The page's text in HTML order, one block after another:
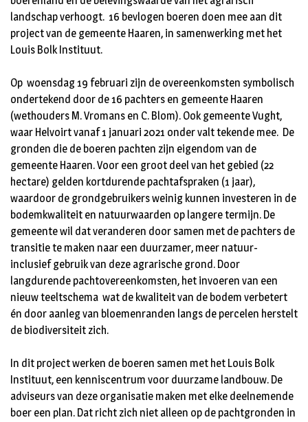
landschap verhoogt. 16 bevlogen boeren doen mee aan dit
project van de gemeente Haaren, in samenwerking met het
Louis Bolk Instituut.
Op woensdag 19 februari zijn de overeenkomsten symbolisch
ondertekend door de 16 pachters en gemeente Haaren
(wethouders M. Vromans en C. Blom). Ook gemeente Vught,
waar Helvoirt vanaf 1 januari 2021 onder valt tekende mee. De
gronden die de boeren pachten zijn eigendom van de
gemeente Haaren. Voor een groot deel van het gebied (22
hectare) gelden kortdurende pachtafspraken (1 jaar),
waardoor de grondgebruikers weinig kunnen investeren in de
bodemkwaliteit en natuurwaarden op langere termijn. De
gemeente wil dat veranderen door samen met de pachters de
transitie te maken naar een duurzamer, meer natuur-
inclusief gebruik van deze agrarische grond. Door
langdurende pachtovereenkomsten, het invoeren van een
nieuw teeltschema wat de kwaliteit van de bodem verbetert
én door aanleg van bloemenranden langs de percelen herstelt
de biodiversiteit zich.
In dit project werken de boeren samen met het Louis Bolk
Instituut, een kenniscentrum voor duurzame landbouw. De
adviseurs van deze organisatie maken met elke deelnemende
boer een plan. Dat richt zich niet alleen op de pachtgronden in